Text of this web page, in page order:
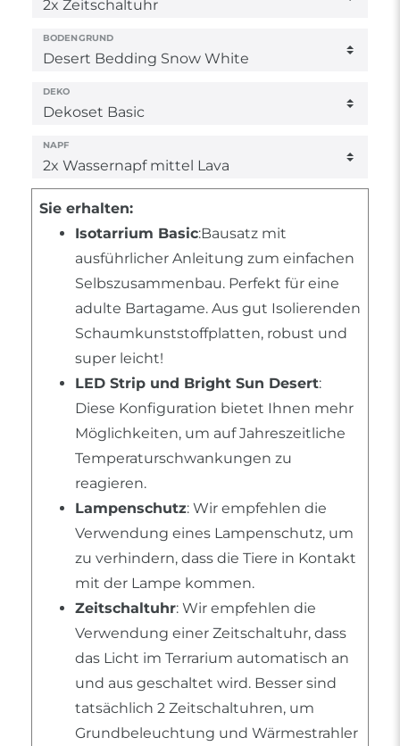
BODENGRUND
DEKO
NAPF
Sie erhalten:
Isotarrium Basic:Bausatz mit
ausführlicher Anleitung zum einfachen
Selbszusammenbau. Perfekt für eine
adulte Bartagame. Aus gut Isolierenden
Schaumkunststoffplatten, robust und
super leicht!
LED Strip und Bright Sun Desert:
Diese Konfiguration bietet Ihnen mehr
Möglichkeiten, um auf Jahreszeitliche
Temperaturschwankungen zu
reagieren.
Lampenschutz: Wir empfehlen die
Verwendung eines Lampenschutz, um
zu verhindern, dass die Tiere in Kontakt
mit der Lampe kommen.
Zeitschaltuhr: Wir empfehlen die
Verwendung einer Zeitschaltuhr, dass
das Licht im Terrarium automatisch an
und aus geschaltet wird. Besser sind
tatsächlich 2 Zeitschaltuhren, um
Grundbeleuchtung und Wärmestrahler